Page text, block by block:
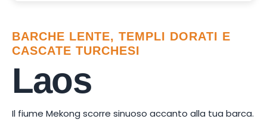
BARCHE LENTE, TEMPLI DORATI E
CASCATE TURCHESI
Laos
Il fiume Mekong scorre sinuoso accanto alla tua barca.